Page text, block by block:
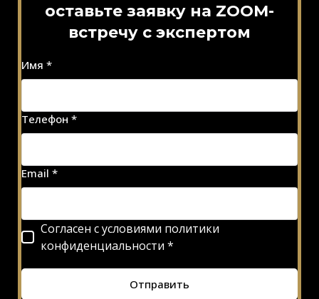
оставьте заявку на ZOOM-
встречу с экспертом
Имя *
Телефон *
Email *
Согласен с условиями политики
конфиденциальности *
Отправить